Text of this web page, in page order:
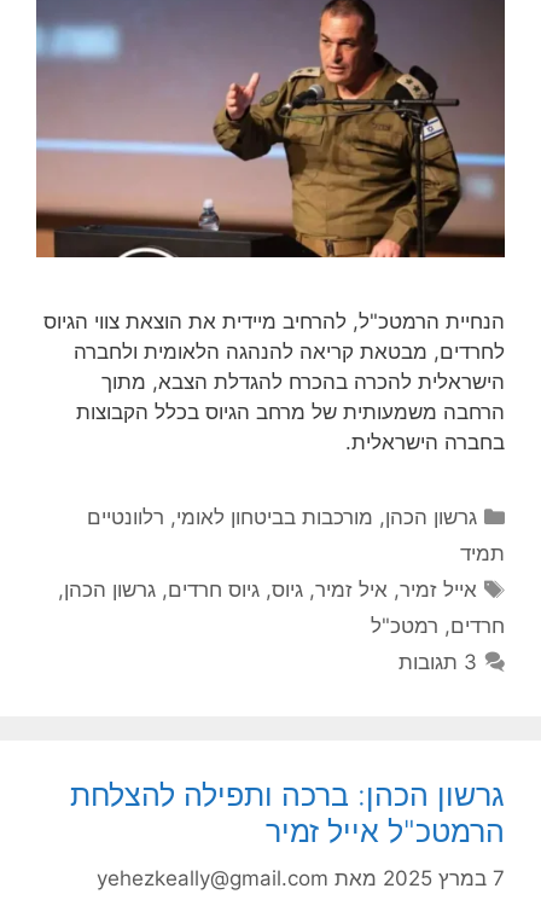
הנחיית הרמטכ"ל, להרחיב מיידית את הוצאת צווי הגיוס
לחרדים, מבטאת קריאה להנהגה הלאומית ולחברה
הישראלית להכרה בהכרח להגדלת הצבא, מתוך
הרחבה משמעותית של מרחב הגיוס בכלל הקבוצות
בחברה הישראלית.
קטגוריות
גרשון הכהן, מורכבות בביטחון לאומי, רלוונטיים
תמיד
תגיות
אייל זמיר, איל זמיר,גיוס,גיוס חרדים,גרשון הכהן,
חרדים, רמטכ"ל
3 תגובות
גרשון הכהן: ברכה ותפילה להצלחת
הרמטכ"ל אייל זמיר
7 במרץ 2025 מאת yehezkeally@gmail.com